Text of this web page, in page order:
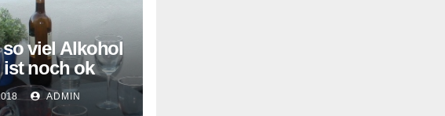
viel Alkohol
ist noch ok
ADMIN